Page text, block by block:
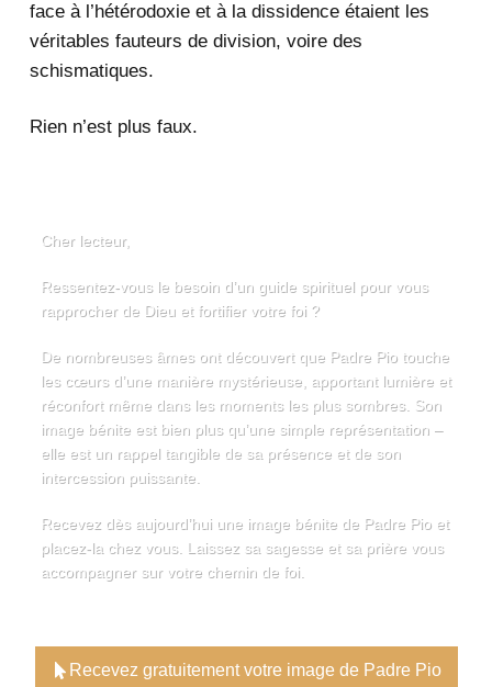
face à l’hétérodoxie et à la dissidence étaient les
véritables fauteurs de division, voire des
schismatiques.
Rien n’est plus faux.
Cher lecteur,
Ressentez-vous le besoin d’un guide spirituel pour vous
rapprocher de Dieu et fortifier votre foi ?
De nombreuses âmes ont découvert que Padre Pio touche
les cœurs d’une manière mystérieuse, apportant lumière et
réconfort même dans les moments les plus sombres. Son
image bénite est bien plus qu’une simple représentation –
elle est un rappel tangible de sa présence et de son
intercession puissante.
Recevez dès aujourd’hui une image bénite de Padre Pio et
placez-la chez vous. Laissez sa sagesse et sa prière vous
accompagner sur votre chemin de foi.
Recevez gratuitement votre image de Padre Pio